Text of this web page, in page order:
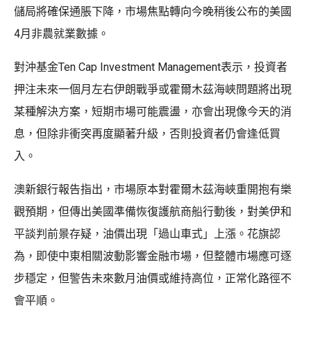
儲局將確保通脹下降，市場焦點轉向今晚稍後公布的美國
4月非農就業數據。
對沖基金Ten Cap Investment Management表示，投資者
押注未來一個月左右伊朗戰爭或霍爾木茲海峽問題將出現
某種解決方案，短期市場可能震盪，亦會出現像今天的消
息，但除非衝突再度顯著升級，否則投資者仍會逢低買
入。
澳新銀行報告指出，市場原本對霍爾木茲海峽重開抱有樂
觀預期，但傳出美國準備恢復護航商船行動後，對美伊和
平談判前景存疑，油價出現「過山車式」上漲。花旗認
為，即使中東相關波動影響金融市場，但整體市場應可逐
步穩定，但警告未來數月油價或維持高位，正常化路徑不
會平順。